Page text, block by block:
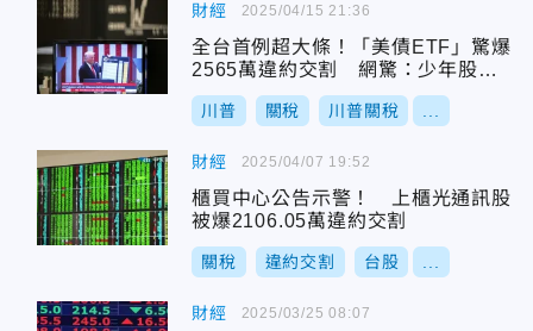
財經
全台首例超大條！「美債ETF」驚爆
2565萬違約交割 網驚：少年股神
都栽了
川普 關稅 川普關稅
2025/04/15 21:36
財經
櫃買中心公告示警！ 上櫃光通訊股
被爆2106.05萬違約交割
關稅 違約交割 台股
2025/04/07 19:52
財經 2025/03/25 08:07